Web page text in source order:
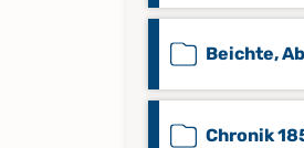
Beichte,
Chronik